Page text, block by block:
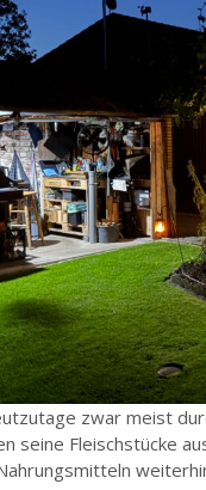
zwar meist
seine Fleischstücke